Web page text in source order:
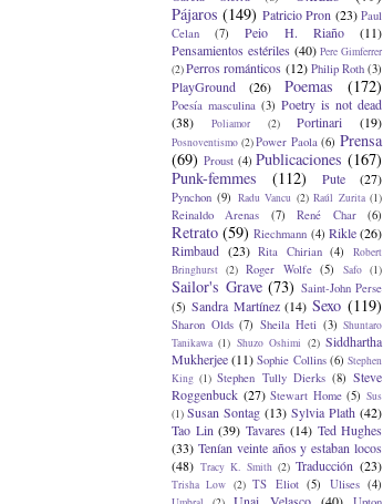
Pájaros (149) Patricio Pron (23) Paul
Celan
(7) Peio H. Riaño
(11)
Pensamientos estériles (40) Pere Gimferrer
(2)Perros románticos (12) Philip Roth (3)
PlayGround (26) Poemas (172)
Poesía masculina (3) Poetry is not dead
(38)
Poliamor (2) Portinari (19)
Posnoventismo (2) Power Paola (6) Prensa
(69) Proust (4) Publicaciones (167)
Punk-femmes
(112) Pute (27)
Pynchon (9) Radu Vancu (2) Raúl Zurita (1)
Reinaldo Arenas (7) René Char (6)
Retrato (59) Riechmann (4) Rikle (26)
Rimbaud (23) Rita Chirian (4)
Robert
Bringhurst (2) Roger Wolfe (5) Safo (1)
Sailor's Grave (73) Saint-John Perse
(5) Sandra Martínez (14) Sexo (119)
Sharon Olds (7) Sheila Heti (3) Shuntaro
Tanikawa (1) Shuzo Oshimi (2) Siddhartha
Mukherjee (11) Sophie Collins (6) Stephen
King (1) Stephen Tully Dierks (8) Steve
Roggenbuck (27) Stewart Home (5) Sus
(1) Susan Sontag (13) Sylvia Plath (42)
Tao Lin (39) Tavares (14) Ted Hughes
(33) Tenían veinte años y estaban locos
(48) Tracy K. Smith (2) Traducción (23)
Trisha Low (2) TS Eliot (5) Ulises (4)
Unai Velasco (40)